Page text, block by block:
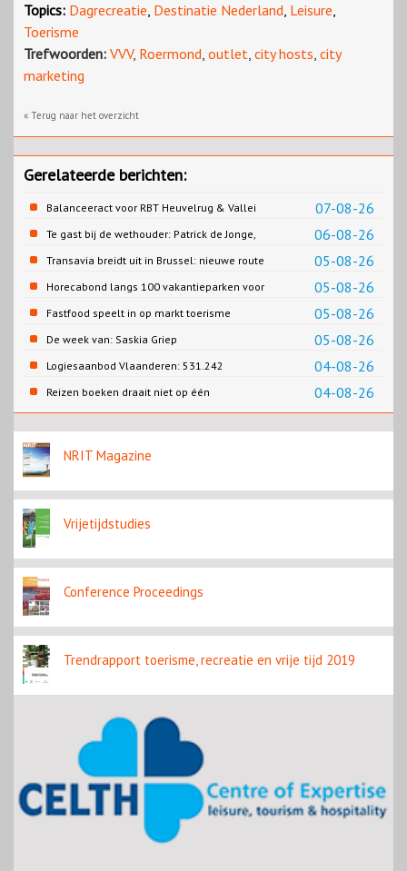
Topics: Dagrecreatie, Destinatie Nederland, Leisure,
Toerisme
Trefwoorden: VVV, Roermond, outlet, city hosts, city
marketing
« Terug naar het overzicht
Gerelateerde berichten:
07-08-26
Balanceeract voor RBT Heuvelrug & Vallei
06-08-26
Te gast bij de wethouder: Patrick de Jonge,
Gemeente Emmen
05-08-26
Transavia breidt uit in Brussel: nieuwe route
naar Porto
05-08-26
Horecabond langs 100 vakantieparken voor
Cao-recreatie
05-08-26
Fastfood speelt in op markt toerisme
05-08-26
De week van: Saskia Griep
04-08-26
Logiesaanbod Vlaanderen: 531.242
slaapplaatsen
04-08-26
Reizen boeken draait niet op één
contentbron
NRIT Magazine
Vrijetijdstudies
Conference Proceedings
Trendrapport toerisme, recreatie en vrije tijd 2019